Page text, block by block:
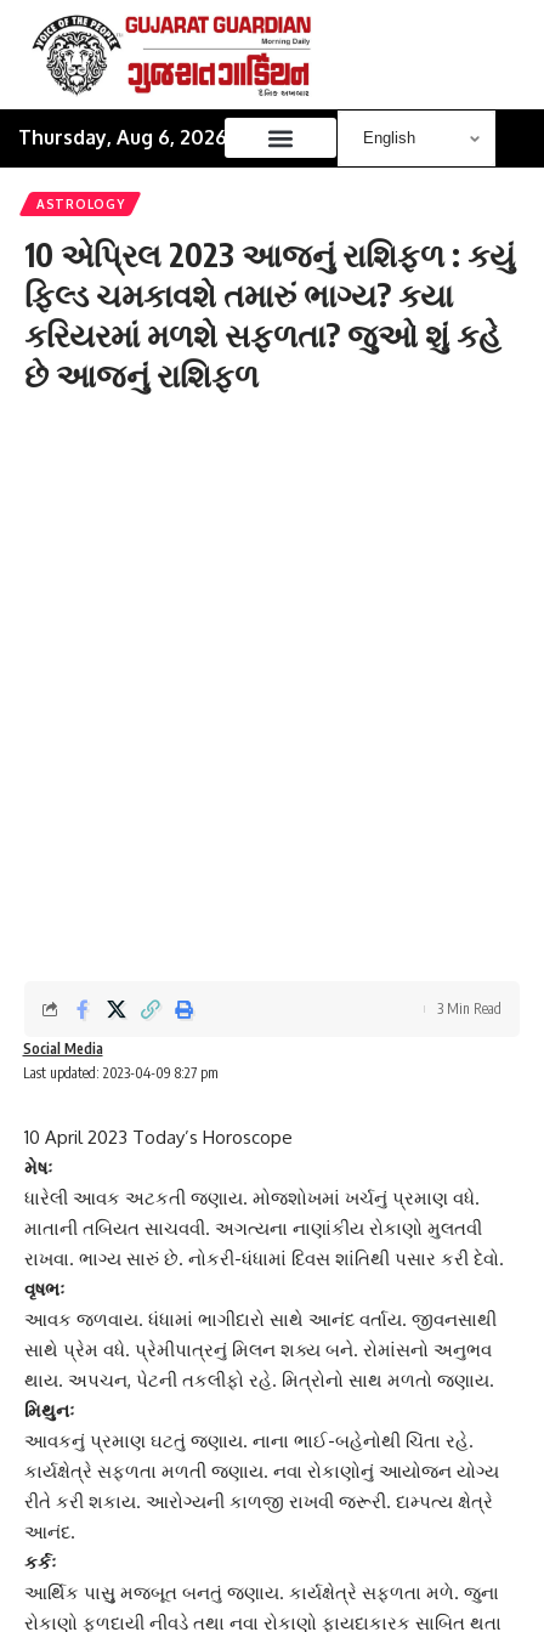
Thursday, Aug 6, 2026
ASTROLOGY
10 એપ્રિલ 2023 આજનું રાશિફળ : કયું
ફિલ્ડ ચમકાવશે તમારું ભાગ્ય? કયા
કરિયરમાં મળશે સફળતા? જુઓ શું કહે
છે આજનું રાશિફળ
Last updated: 2023-04-09 8:27 pm
Social Media
3 Min Read
10 April 2023 Today’s Horoscope
મેષઃ
ધારેલી આવક અટકતી જણાય. મોજશોખમાં ખર્ચનું પ્રમાણ વધે.
માતાની તબિયત સાચવવી. અગત્યના નાણાંકીય રોકાણો મુલતવી
રાખવા. ભાગ્ય સારું છે. નોકરી-ધંધામાં દિવસ શાંતિથી પસાર કરી દેવો.
વૃષભઃ
આવક જળવાય. ધંધામાં ભાગીદારો સાથે આનંદ વર્તાય. જીવનસાથી
સાથે પ્રેમ વધે. પ્રેમીપાત્રનું મિલન શક્ય બને. રોમાંસનો અનુભવ
થાય. અપચન, પેટની તકલીફો રહે. મિત્રોનો સાથ મળતો જણાય.
મિથુનઃ
આવકનું પ્રમાણ ઘટતું જણાય. નાના ભાઈ-બહેનોથી ચિંતા રહે.
કાર્યક્ષેત્રે સફળતા મળતી જણાય. નવા રોકાણોનું આયોજન યોગ્ય
રીતે કરી શકાય. આરોગ્યની કાળજી રાખવી જરૂરી. દામ્પત્ય ક્ષેત્રે
આનંદ.
કર્કઃ
આર્થિક પાસુુ મજબૂત બનતું જણાય. કાર્યક્ષેત્રે સફળતા મળે. જુના
રોકાણો ફળદાયી નીવડે તથા નવા રોકાણો ફાયદાકારક સાબિત થતા